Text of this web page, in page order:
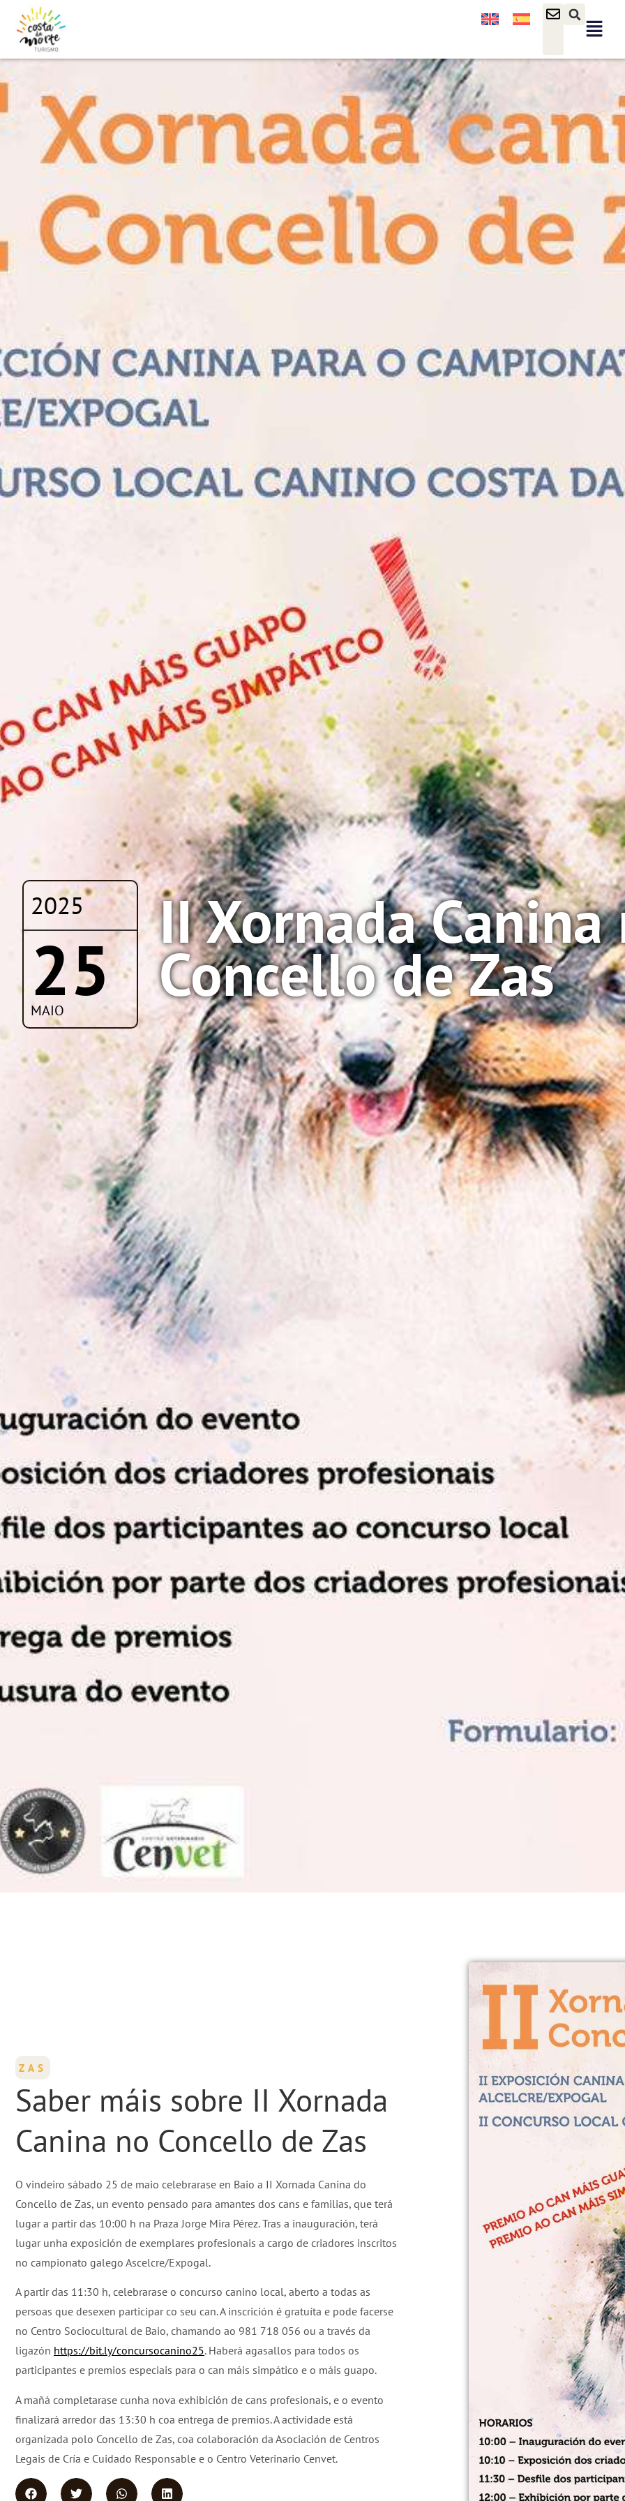
2025
25
MAIO
II Xornada Canina
Concello de Zas
ZAS
Saber máis sobre II Xornada
Canina no Concello de Zas
O vindeiro sábado 25 de maio celebrarase en Baio a II Xornada Canina do
Concello de Zas, un evento pensado para amantes dos cans e familias, que terá
lugar a partir das 10:00 h na Praza Jorge Mira Pérez. Tras a inauguración, terá
lugar unha exposición de exemplares profesionais a cargo de criadores inscritos
no campionato galego Ascelcre/Expogal.
A partir das 11:30 h, celebrarase o concurso canino local, aberto a todas as
persoas que desexen participar co seu can. A inscrición é gratuíta e pode facerse
no Centro Sociocultural de Baio, chamando ao 981 718 056 ou a través da
ligazón https://bit.ly/concursocanino25. Haberá agasallos para todos os
participantes e premios especiais para o can máis simpático e o máis guapo.
A mañá completarase cunha nova exhibición de cans profesionais, e o evento
finalizará arredor das 13:30 h coa entrega de premios. A actividade está
organizada polo Concello de Zas, coa colaboración da Asociación de Centros
Legais de Cría e Cuidado Responsable e o Centro Veterinario Cenvet.